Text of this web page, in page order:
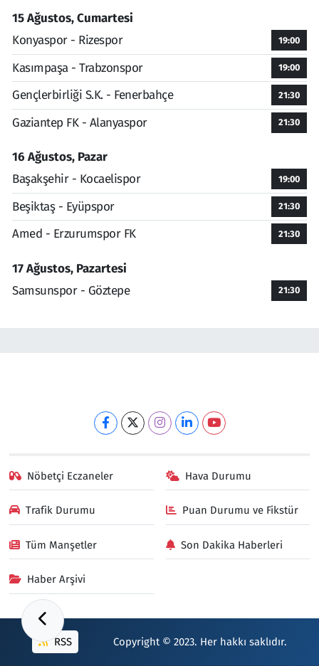
15 Ağustos, Cumartesi
Konyaspor - Rizespor
19:00
Kasımpaşa - Trabzonspor 19:00
Gençlerbirliği S.K. - Fenerbahçe 21:30
Gaziantep FK - Alanyaspor 21:30
16 Ağustos, Pazar
Başakşehir - Kocaelispor
19:00
Beşiktaş - Eyüpspor 21:30
Amed - Erzurumspor FK 21:30
17 Ağustos, Pazartesi
Samsunspor - Göztepe
21:30
Nöbetçi Eczaneler Hava Durumu
Trafik Durumu Puan Durumu ve Fikstür
Tüm Manşetler Son Dakika Haberleri
Haber Arşivi
RSS Copyright © 2023. Her hakkı saklıdır.